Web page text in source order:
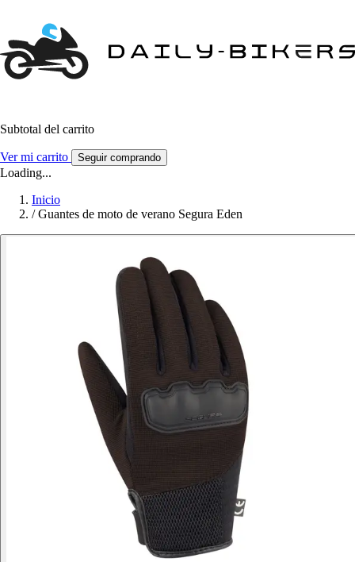
Subtotal del carrito
Ver mi carrito Seguir comprando
Loading...
Inicio
/ Guantes de moto de verano Segura Eden